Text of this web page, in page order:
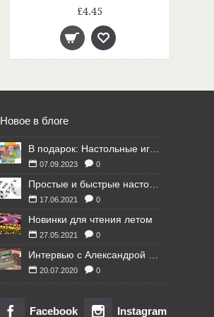
£4.45
Новое в блоге
В подарок: Настольные игры для Ваших британских друзей
07.09.2023 0
Простые и быстрые настольные игры
17.06.2021 0
Новинки для чтения летом
27.05.2021 0
Интервью с Александрой Литвиной
20.07.2020 0
Facebook Instagram